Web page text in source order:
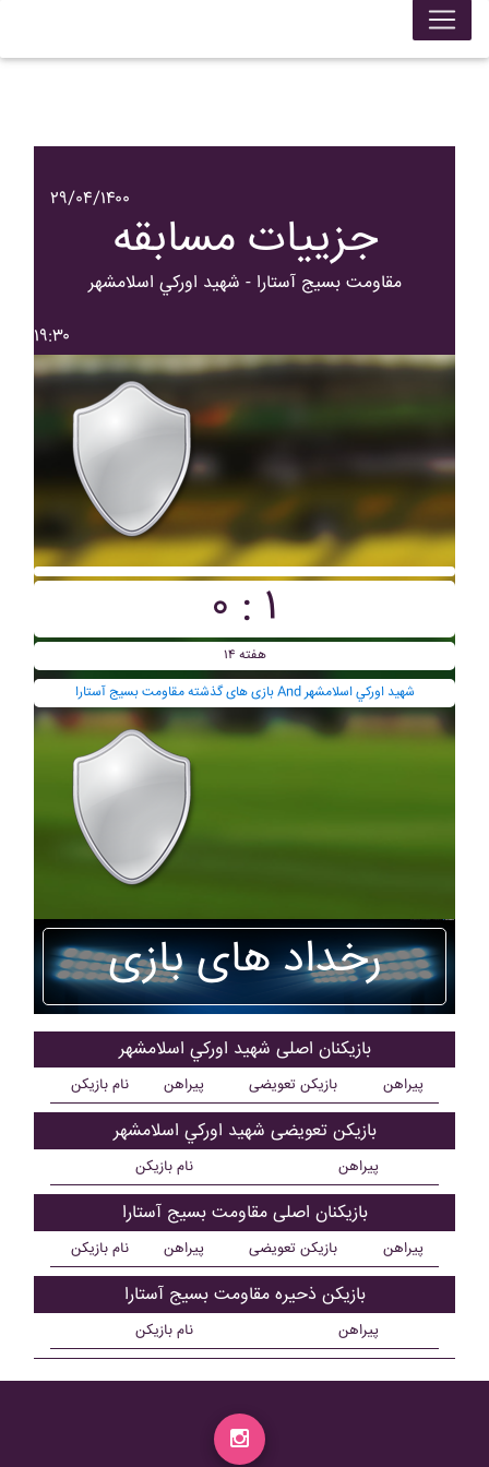
۲۹/۰۴/۱۴۰۰
جزییات مسابقه
مقاومت بسيج آستارا - شهيد اورکي اسلامشهر
۱۹:۳۰
۰ : ۱
هفته ۱۴
بازی های گذشته مقاومت بسيج آستارا And شهيد اورکي اسلامشهر
رخداد های بازی
بازیکنان اصلی شهيد اورکي اسلامشهر
نام بازیکن پیراهن بازیکن تعویضی پیراهن
بازیکن تعویضی شهيد اورکي اسلامشهر
نام بازیکن پیراهن
بازیکنان اصلی مقاومت بسيج آستارا
نام بازیکن پیراهن بازیکن تعویضی پیراهن
بازیکن ذحیره مقاومت بسيج آستارا
نام بازیکن پیراهن